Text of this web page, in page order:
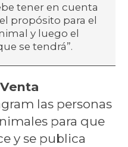
tener en cuenta
propósito para el
y luego el
se tendrá”.
las personas
para que
y se publica